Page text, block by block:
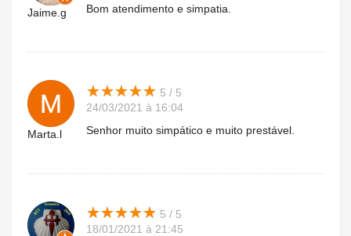
Jaime.g
Bom atendimento e simpatia.
Marta.l
★★★★★
★★★★★ 5 / 5
24/03/2021 à 16:04
Senhor muito simpático e muito prestável.
★★★★★
★★★★★ 5 / 5
18/01/2021 à 21:45